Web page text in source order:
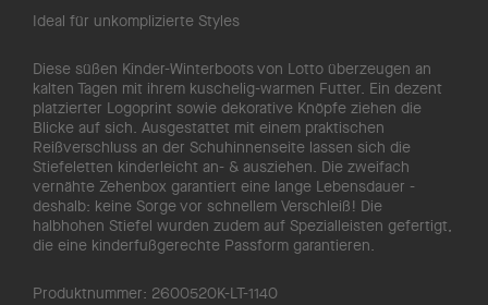
Ideal für unkomplizierte Styles
Diese süßen Kinder-Winterboots von Lotto überzeugen an
kalten Tagen mit ihrem kuschelig-warmen Futter. Ein dezent
platzierter Logoprint sowie dekorative Knöpfe ziehen die
Blicke auf sich. Ausgestattet mit einem praktischen
Reißverschluss an der Schuhinnenseite lassen sich die
Stiefeletten kinderleicht an- & ausziehen. Die zweifach
vernähte Zehenbox garantiert eine lange Lebensdauer -
deshalb: keine Sorge vor schnellem Verschleiß! Die
halbhohen Stiefel wurden zudem auf Spezialleisten gefertigt,
die eine kinderfußgerechte Passform garantieren.
Produktnummer: 2600520K-LT-1140